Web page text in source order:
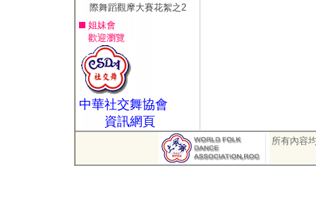
際舞蹈觀摩大賽花絮之2
姐妹會
歡迎瀏覽
中華社交舞協會
資訊網頁
所有內容